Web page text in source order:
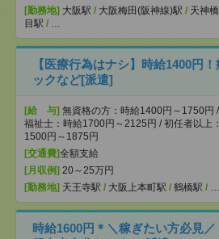
[勤務地] 大阪駅 / 大阪梅田(阪神線)駅 / 天神
目駅 / …
【医療行為はナシ】時給1400円
ックなど[派遣]
[給 与] 無資格の方：時給1400円～1750円
福祉士：時給1700円～2125円 / 初任者以上
1500円～1875円
[交通費]全額支給
[月収例] 20～25万円
[勤務地] 天王寺駅 / 大阪上本町駅 / 鶴橋駅 / …
時給1600円＊＼稼ぎたい方必見／